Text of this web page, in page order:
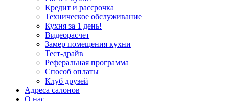
Кредит и рассрочка
Техническое обслуживание
Кухня за 1 день!
Видеорасчет
Замер помещения кухни
Тест-драйв
Реферальная программа
Способ оплаты
Клуб друзей
Адреса салонов
О нас